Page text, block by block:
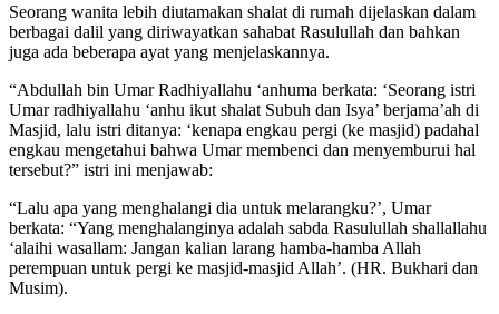
Seorang wanita lebih diutamakan shalat di rumah dijelaskan dalam
berbagai dalil yang diriwayatkan sahabat Rasulullah dan bahkan
juga ada beberapa ayat yang menjelaskannya.
“Abdullah bin Umar Radhiyallahu ‘anhuma berkata: ‘Seorang istri
Umar radhiyallahu ‘anhu ikut shalat Subuh dan Isya’ berjama’ah di
Masjid, lalu istri ditanya: ‘kenapa engkau pergi (ke masjid) padahal
engkau mengetahui bahwa Umar membenci dan menyemburui hal
tersebut?” istri ini menjawab:
“Lalu apa yang menghalangi dia untuk melarangku?’, Umar
berkata: “Yang menghalanginya adalah sabda Rasulullah shallallahu
‘alaihi wasallam: Jangan kalian larang hamba-hamba Allah
perempuan untuk pergi ke masjid-masjid Allah’. (HR. Bukhari dan
Musim).